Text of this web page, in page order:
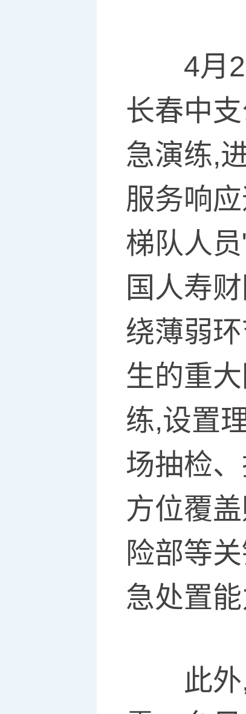
4月
长春中
急演练,
服务响
梯队人
国人寿
绕薄弱
生的重
练,设置
场抽检
方位覆
险部等
急处置
此